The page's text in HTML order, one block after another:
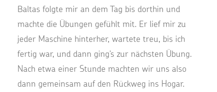
Baltas folgte mir an dem Tag bis dorthin und
machte die Übungen gefühlt mit. Er lief mir zu
jeder Maschine hinterher, wartete treu, bis ich
fertig war, und dann ging’s zur nächsten Übung.
Nach etwa einer Stunde machten wir uns also
dann gemeinsam auf den Rückweg ins Hogar.